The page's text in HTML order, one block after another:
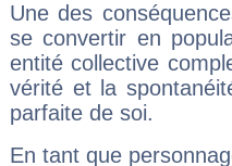
Une des
se convertir en
entité collective
vérité et la
parfaite de soi.
En tant que